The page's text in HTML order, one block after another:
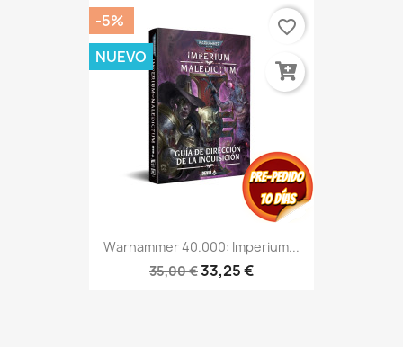
Warhammer 40.000: Imperium...
35,00 €33,25 €
-5%
NUEVO
favorite_border